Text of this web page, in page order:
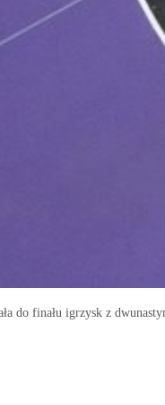
do finału igrzysk z